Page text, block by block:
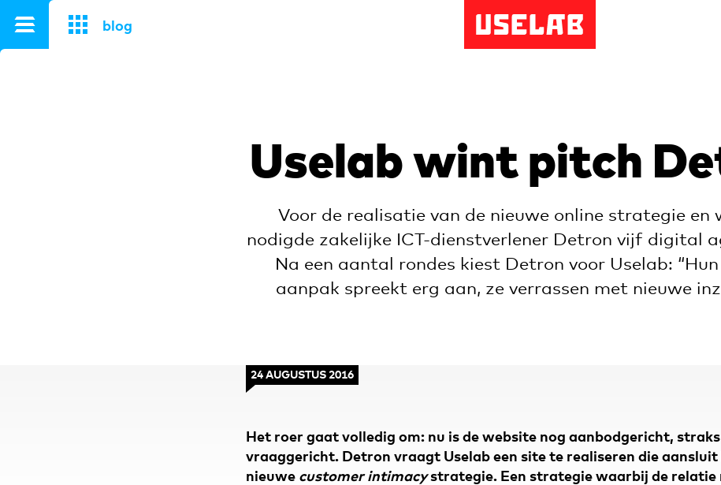
blog
Uselab wint pitch
Voor de realisatie van de nieuwe online strategie en
nodigde zakelijke ICT-dienstverlener Detron vijf digital
Na een aantal rondes kiest Detron voor Uselab: “Hun
aanpak spreekt erg aan, ze verrassen met nieuwe
24 AUGUSTUS 2016
Het roer gaat volledig om: nu is de website nog aanbodgericht, straks
vraaggericht. Detron vraagt Uselab een site te realiseren die aansluit
nieuwe customer intimacystrategie. Een strategie waarbij de relatie